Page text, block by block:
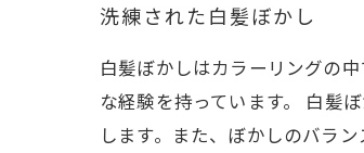
洗練された白髪ぼかし
白髪ぼかしはカラーリングの
な経験を持っています。 白髪
します。また、ぼかしのバラ